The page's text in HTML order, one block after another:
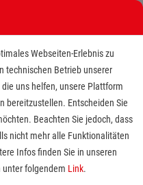
Sozialen
Webseiten-Erlebnis zu
technischen Betrieb unserer
uns helfen, unsere Plattform
bereitzustellen. Entscheiden Sie
Beachten Sie jedoch, dass
nicht mehr alle Funktionalitäten
Infos finden Sie in unseren
unter folgendem Link.